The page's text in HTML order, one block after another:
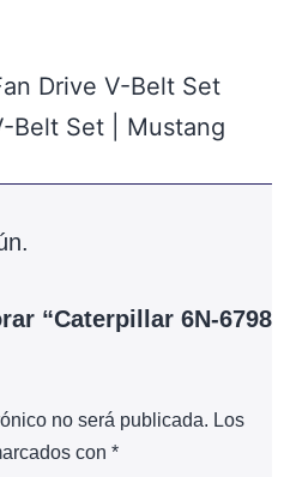
Drive V-Belt Set
Belt Set | Mustang
“Caterpillar 6N-6798
no será publicada. Los
con *